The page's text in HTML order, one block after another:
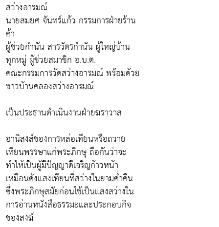
สว่างอารมณ์
นายสมยศ จันทร์แก้ว กรรมการฝ่ายร้าน
ค้า
ผู้ช่วยกำนัน สารวัตรกำนัน ผู้ใหญ่บ้าน
ทุกหมู่ ผู้ช่วยสมาชิก อ.บ.ต.
คณะกรรมการวัดสว่างอารมณ์ พร้อมด้วย
ชาวบ้านคลองสว่างอารมณ์
เป็นประธานดำเนินงานฝ่ายฆราวาส
อานิสงส์ของการหล่อเทียนหรือถวาย
เทียนพรรษาแก่พระภิกษุ ถือกันว่าจะ
ทำให้เป็นผู้มีปัญญาดีเจริญก้าวหน้า
เหมือนดังแสงเทียนที่สว่างในยามค่ำคืน
ซึ่งพระภิกษุสมัยก่อนใช้เป็นแสงสว่างใน
การอ่านหนังสือธรรมะและประกอบกิจ
ของสงฆ์